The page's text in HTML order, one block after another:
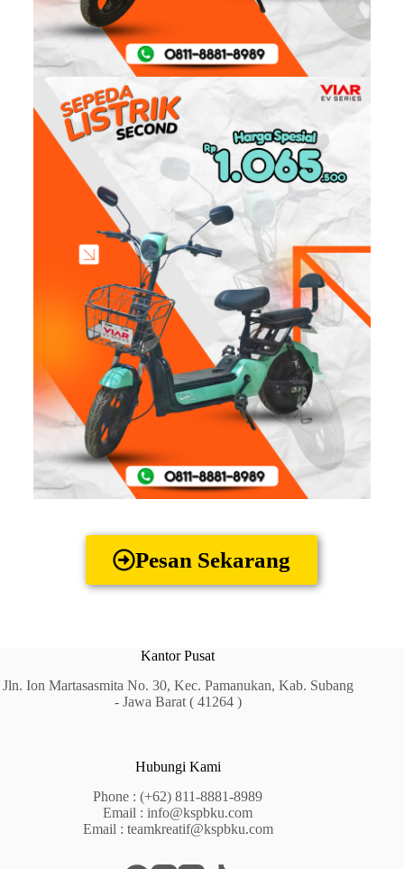
Pesan Sekarang
Kantor Pusat
Jln. Ion Martasasmita No. 30, Kec. Pamanukan, Kab. Subang
- Jawa Barat ( 41264 )
Hubungi Kami
Phone :(+62) 811-8881-8989
Email :info@kspbku.com
Email : teamkreatif@kspbku.com